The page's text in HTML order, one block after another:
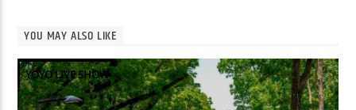
YOU MAY ALSO LIKE
YOYO LIVE SHOW